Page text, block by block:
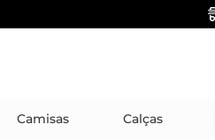
Camisas Calças